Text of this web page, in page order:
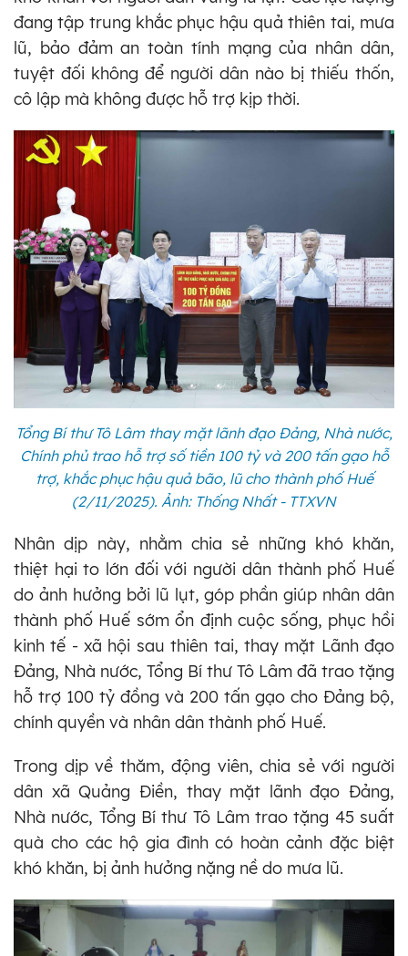
đang tập trung khắc phục hậu quả thiên tai, mưa
lũ, bảo đảm an toàn tính mạng của nhân dân,
tuyệt đối không để người dân nào bị thiếu thốn,
cô lập mà không được hỗ trợ kịp thời.
Tổng Bí thư Tô Lâm thay mặt lãnh đạo Đảng, Nhà nước,
Chính phủ trao hỗ trợ số tiền 100 tỷ và 200 tấn gạo hỗ
trợ, khắc phục hậu quả bão, lũ cho thành phố Huế
(2/11/2025). Ảnh: Thống Nhất - TTXVN
Nhân dịp này, nhằm chia sẻ những khó khăn,
thiệt hại to lớn đối với người dân thành phố Huế
do ảnh hưởng bởi lũ lụt, góp phần giúp nhân dân
thành phố Huế sớm ổn định cuộc sống, phục hồi
kinh tế - xã hội sau thiên tai, thay mặt Lãnh đạo
Đảng, Nhà nước, Tổng Bí thư Tô Lâm đã trao tặng
hỗ trợ 100 tỷ đồng và 200 tấn gạo cho Đảng bộ,
chính quyền và nhân dân thành phố Huế.
Trong dịp về thăm, động viên, chia sẻ với người
dân xã Quảng Điền, thay mặt lãnh đạo Đảng,
Nhà nước, Tổng Bí thư Tô Lâm trao tặng 45 suất
quà cho các hộ gia đình có hoàn cảnh đặc biệt
khó khăn, bị ảnh hưởng nặng nề do mưa lũ.